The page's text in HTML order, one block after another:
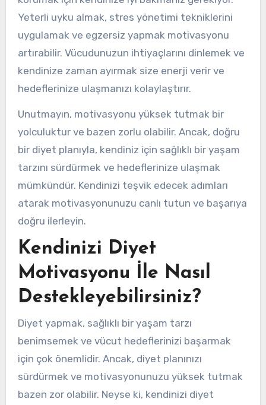
Yeterli uyku almak, stres yönetimi tekniklerini
uygulamak ve egzersiz yapmak motivasyonu
artırabilir. Vücudunuzun ihtiyaçlarını dinlemek ve
kendinize zaman ayırmak size enerji verir ve
hedeflerinize ulaşmanızı kolaylaştırır.
Unutmayın, motivasyonu yüksek tutmak bir
yolculuktur ve bazen zorlu olabilir. Ancak, doğru
bir diyet planıyla, kendiniz için sağlıklı bir yaşam
tarzını sürdürmek ve hedeflerinize ulaşmak
mümkündür. Kendinizi teşvik edecek adımları
atarak motivasyonunuzu canlı tutun ve başarıya
doğru ilerleyin.
Kendinizi Diyet
Motivasyonu İle Nasıl
Destekleyebilirsiniz?
Diyet yapmak, sağlıklı bir yaşam tarzı
benimsemek ve vücut hedeflerinizi başarmak
için çok önemlidir. Ancak, diyet planınızı
sürdürmek ve motivasyonunuzu yüksek tutmak
bazen zor olabilir. Neyse ki, kendinizi diyet